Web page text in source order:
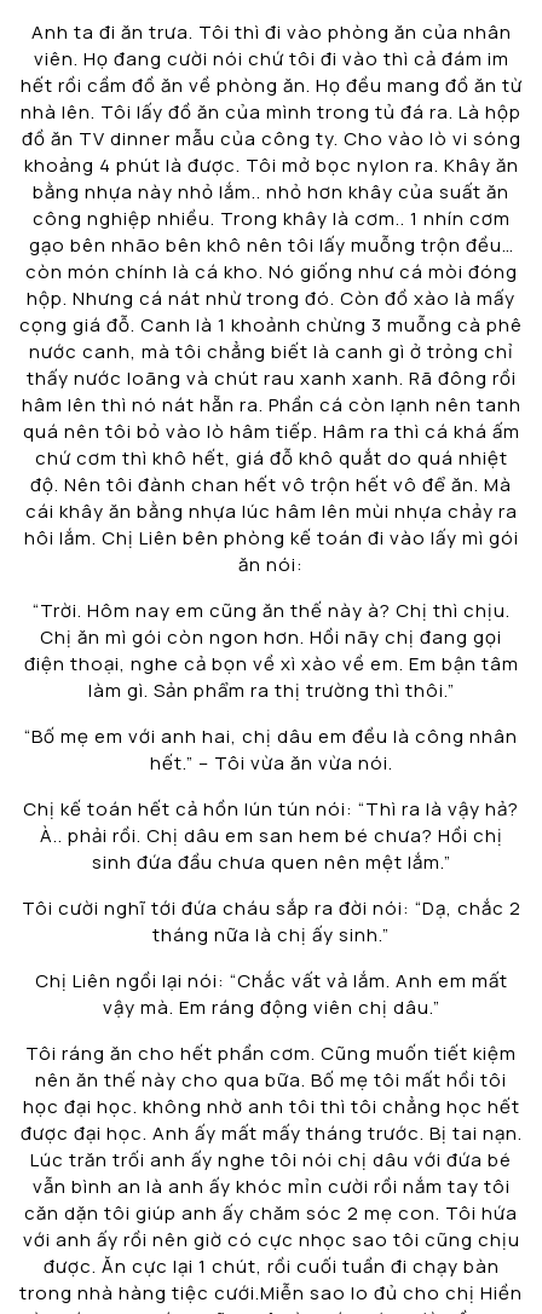
Anh ta đi ăn trưa. Tôi thì đi vào phòng ăn của nhân
viên. Họ đang cười nói chứ tôi đi vào thì cả đám im
hết rồi cầm đồ ăn về phòng ăn. Họ đều mang đồ ăn từ
nhà lên. Tôi lấy đồ ăn của mình trong tủ đá ra. Là hộp
đồ ăn TV dinner mẫu của công ty. Cho vào lò vi sóng
khoảng 4 phút là được. Tôi mở bọc nylon ra. Khây ăn
bằng nhựa này nhỏ lắm.. nhỏ hơn khây của suất ăn
công nghiệp nhiều. Trong khây là cơm.. 1 nhín cơm
gạo bên nhão bên khô nên tôi lấy muỗng trộn đều…
còn món chính là cá kho. Nó giống như cá mòi đóng
hộp. Nhưng cá nát nhừ trong đó. Còn đồ xào là mấy
cọng giá đỗ. Canh là 1 khoảnh chừng 3 muỗng cà phê
nước canh, mà tôi chẳng biết là canh gì ở trỏng chỉ
thấy nước loãng và chút rau xanh xanh. Rã đông rồi
hâm lên thì nó nát hẵn ra. Phần cá còn lạnh nên tanh
quá nên tôi bỏ vào lò hâm tiếp. Hâm ra thì cá khá ấm
chứ cơm thì khô hết, giá đỗ khô quắt do quá nhiệt
độ. Nên tôi đành chan hết vô trộn hết vô để ăn. Mà
cái khây ăn bằng nhựa lúc hâm lên mùi nhựa chảy ra
hôi lắm. Chị Liên bên phòng kế toán đi vào lấy mì gói
ăn nói:
“Trời. Hôm nay em cũng ăn thế này à? Chị thì chịu.
Chị ăn mì gói còn ngon hơn. Hồi nãy chị đang gọi
điện thoại, nghe cả bọn về xì xào về em. Em bận tâm
làm gì. Sản phẩm ra thị trường thì thôi.”
“Bố mẹ em với anh hai, chị dâu em đều là công nhân
hết.” – Tôi vừa ăn vừa nói.
Chị kế toán hết cả hồn lún tún nói: “Thì ra là vậy hả?
À.. phải rồi. Chị dâu em san hem bé chưa? Hồi chị
sinh đứa đầu chưa quen nên mệt lắm.”
Tôi cười nghĩ tới đứa cháu sắp ra đời nói: “Dạ, chắc 2
tháng nữa là chị ấy sinh.”
Chị Liên ngồi lại nói: “Chắc vất vả lắm. Anh em mất
vậy mà. Em ráng động viên chị dâu.”
Tôi ráng ăn cho hết phần cơm. Cũng muốn tiết kiệm
nên ăn thế này cho qua bữa. Bố mẹ tôi mất hồi tôi
học đại học. không nhờ anh tôi thì tôi chẳng học hết
được đại học. Anh ấy mất mấy tháng trước. Bị tai nạn.
Lúc trăn trối anh ấy nghe tôi nói chị dâu với đứa bé
vẫn bình an là anh ấy khóc mỉn cười rồi nắm tay tôi
căn dặn tôi giúp anh ấy chăm sóc 2 mẹ con. Tôi hứa
với anh ấy rồi nên giờ có cực nhọc sao tôi cũng chịu
được. Ăn cực lại 1 chút, rồi cuối tuần đi chạy bàn
trong nhà hàng tiệc cưới.Miễn sao lo đủ cho chị Hiền